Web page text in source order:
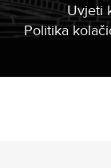
Uvjeti
Politika